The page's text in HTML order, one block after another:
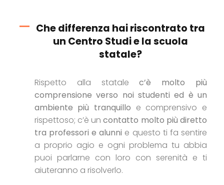
Che differenza hai riscontrato tra
un Centro Studi e la scuola
statale?
Rispetto alla statalec’è molto più
comprensione verso noi studenti ed è un
ambiente più tranquillo e comprensivo e
rispettoso; c’è uncontatto molto più diretto
tra professori e alunni e questo ti fa sentire
a proprio agio e ogni problema tu abbia
puoi parlarne con loro con serenità e ti
aiuteranno a risolverlo.